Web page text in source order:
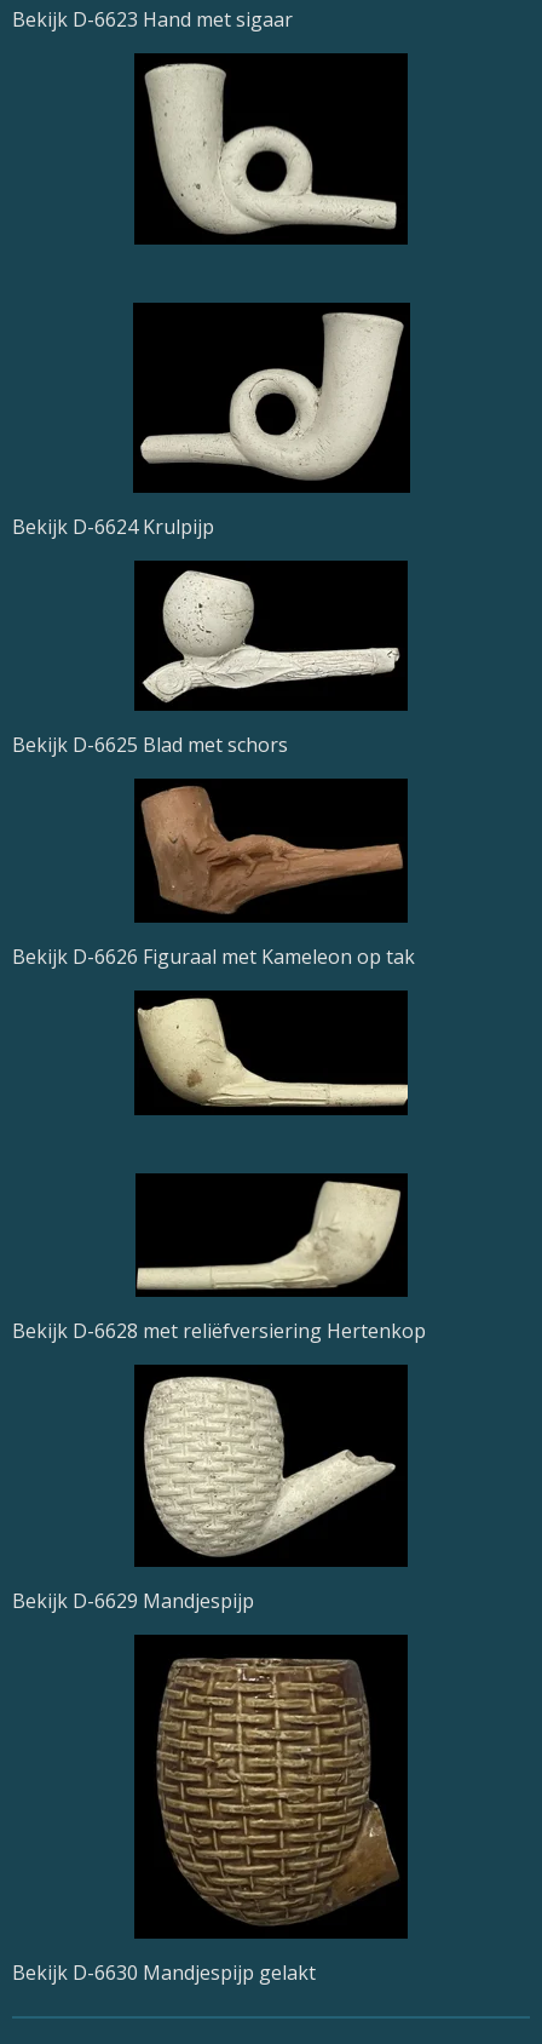
Bekijk D-6623 Hand met sigaar
Bekijk D-6624 Krulpijp
Bekijk D-6625 Blad met schors
Bekijk D-6626 Figuraal met Kameleon op tak
Bekijk D-6628 met reliëfversiering Hertenkop
Bekijk D-6629 Mandjespijp
Bekijk D-6630 Mandjespijp gelakt